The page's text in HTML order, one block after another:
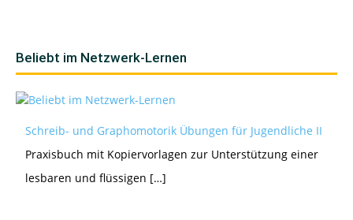
Beliebt im Netzwerk-Lernen
Schreib- und Graphomotorik Übungen für Jugendliche II
Praxisbuch mit Kopiervorlagen zur Unterstützung einer
lesbaren und flüssigen […]